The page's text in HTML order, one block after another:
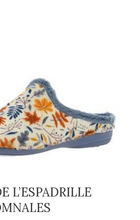
L’ESPADRILLE